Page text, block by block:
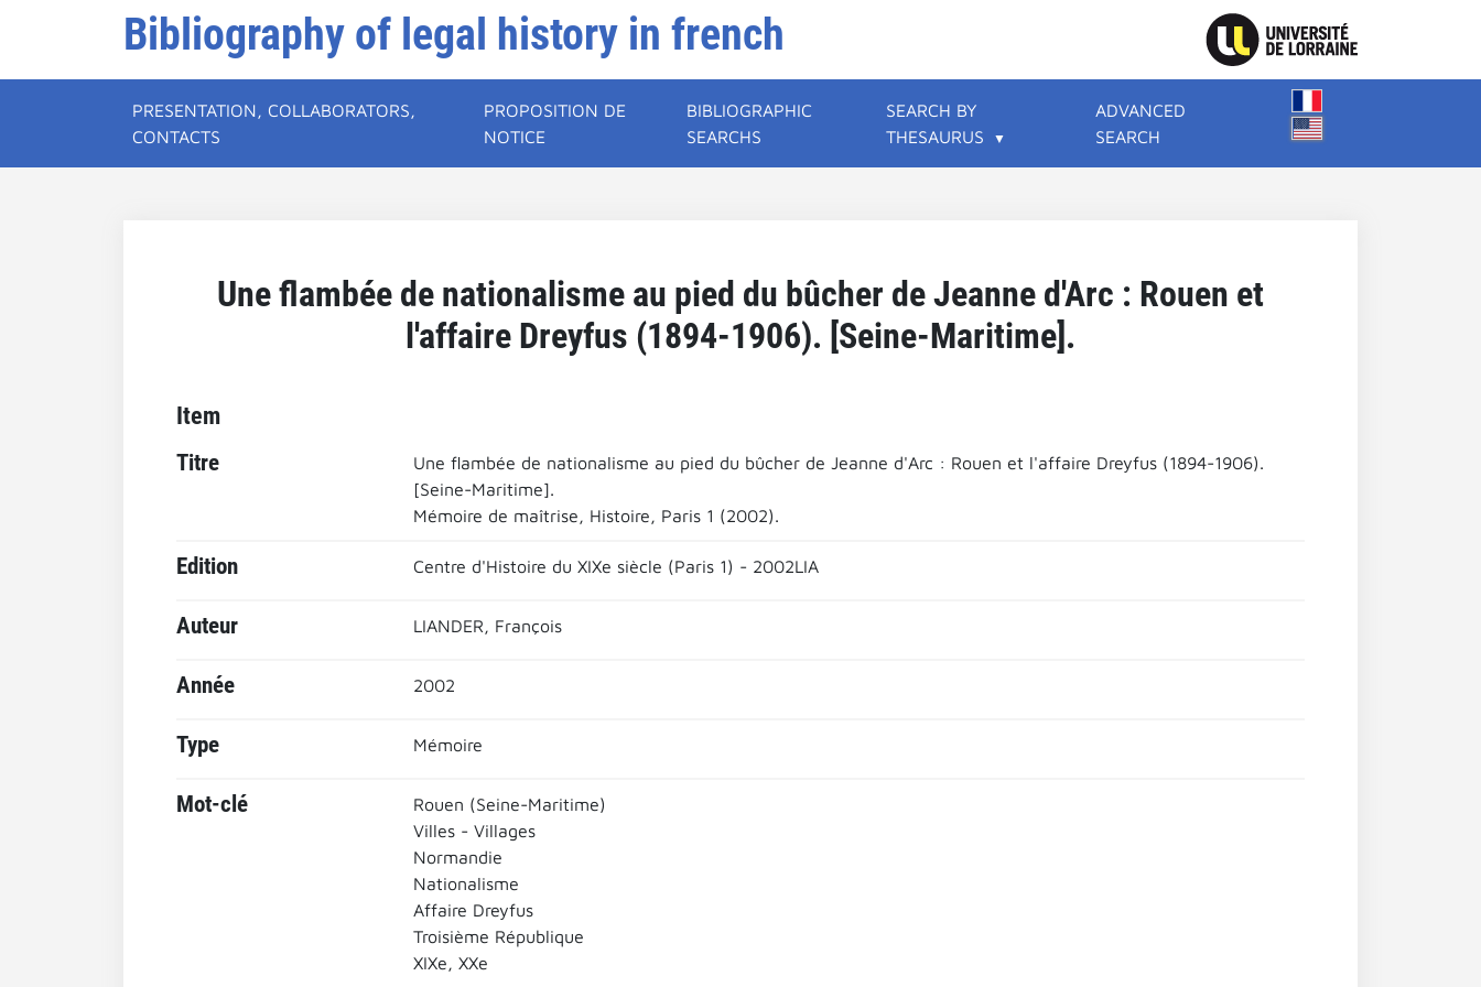
Bibliography of legal history in french
PRESENTATION, COLLABORATORS,
CONTACTS
PROPOSITION DE
NOTICE
BIBLIOGRAPHIC
SEARCHS
SEARCH BY
THESAURUS
ADVANCED
SEARCH
Une flambée de nationalisme au pied du bûcher de Jeanne d'Arc : Rouen et
l'affaire Dreyfus (1894-1906). [Seine-Maritime].
Item
Titre
Une flambée de nationalisme au pied du bûcher de Jeanne d'Arc : Rouen et l'affaire Dreyfus (1894-1906).
[Seine-Maritime].
Mémoire de maîtrise, Histoire, Paris 1 (2002).
Edition Centre d'Histoire du XIXe siècle (Paris 1) - 2002LIA
Auteur LIANDER, François
Année 2002
Type Mémoire
Mot-clé
Rouen (Seine-Maritime)
Villes - Villages
Normandie
Nationalisme
Affaire Dreyfus
Troisième République
XIXe, XXe